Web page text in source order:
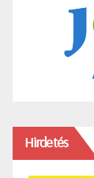
Hirdetés